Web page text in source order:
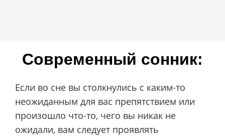
Современный сонник:
Если во сне вы столкнулись с каким-то
неожиданным для вас препятствием или
произошло что-то, чего вы никак не
ожидали, вам следует проявлять